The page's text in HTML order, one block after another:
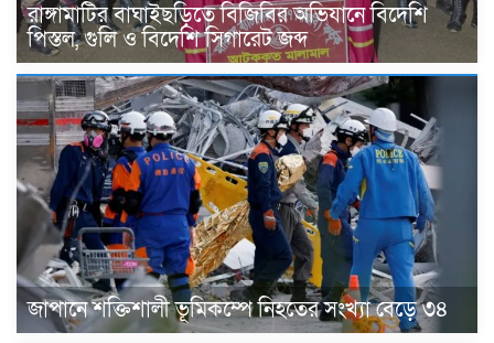
রাঙ্গামাটির বাঘাইছড়িতে বিজিবির অভিযানে বিদেশি
পিস্তল, গুলি ও বিদেশি সিগারেট জব্দ
জাপানে শক্তিশালী ভূমিকম্পে নিহতের সংখ্যা বেড়ে ৩৪